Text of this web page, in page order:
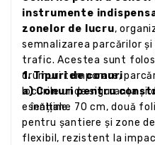
instrumente
zonelor de lucru,
semnalizarea parcărilor
trafic. Acestea sunt
drumuri temporare,
locurile unde siguranța
esențiale.
1. Tipuri de conuri
a) Conuri pentru
– înălțime 70 cm, două
pentru șantiere și zone
flexibil, rezistent la